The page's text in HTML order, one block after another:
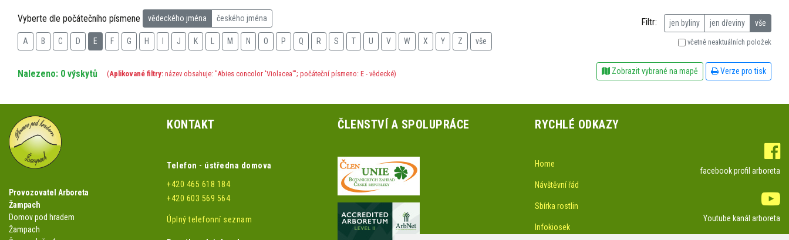
Vyberte dle počátečního písmene vědeckého jména českého jména
A B C D E F G H J K M N O P Q R S T U V W X Y Z vše
Filtr: jen byliny jen dřeviny vše
včetně neaktuálních položek
Nalezeno: 0 výskytů (Aplikované filtry: název obsahuje: "Abies concolor 'Violacea'"; počáteční písmeno: E - vědecké) Zobrazit vybrané na mapě Verze pro tisk
Provozovatel Arboreta
Žampach
Domov pod hradem
Žampach
KONTAKT
Telefon - ústředna domova
+420 465 618 184
+420 603 569 564
Úplný telefonní seznam
ČLENSTVÍ A SPOLUPRÁCE RYCHLÉ ODKAZY
Home
Návštěvní řád
Sbírka rostlin
Infokiosek
facebook profil arboreta
Youtube kanál arboreta